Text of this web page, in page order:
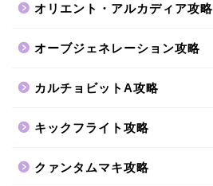
オリエント・アルカディア攻略
オーブジェネレーション攻略
カルチョビットA攻略
キックフライト攻略
クァンタムマキ攻略